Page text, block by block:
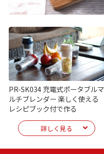
PR-SK034 充電式ポータブルマ
ルチブレンダー 楽しく使える
レシピブック付で作る
詳しく見る